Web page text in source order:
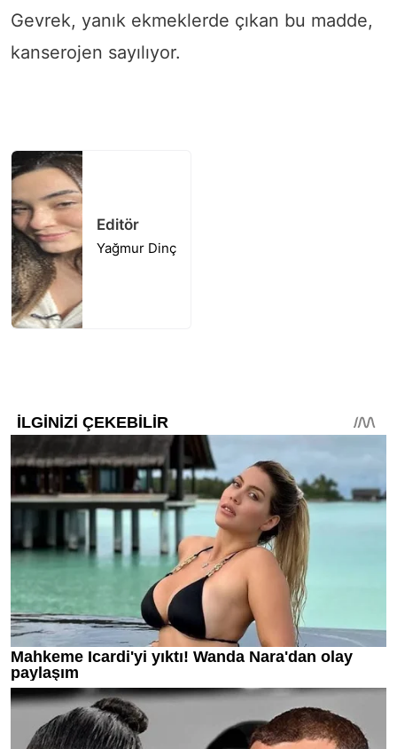
Gevrek, yanık ekmeklerde çıkan bu madde,
kanserojen sayılıyor.
Editör
Yağmur Dinç